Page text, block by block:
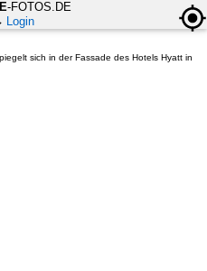
-FOTOS.DE
Login
sich in der Fassade des Hotels Hyatt in